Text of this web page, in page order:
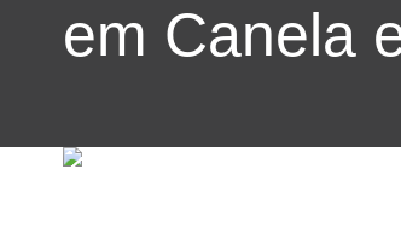
em Canela